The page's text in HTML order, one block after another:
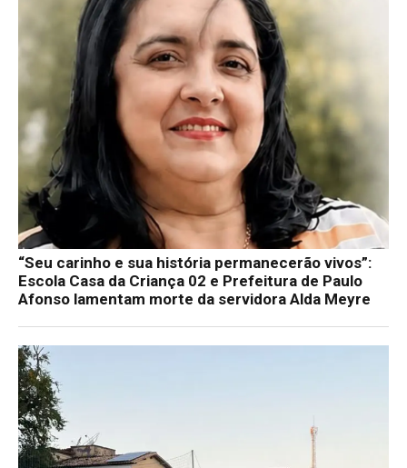
“Seu carinho e sua história permanecerão vivos”:
Escola Casa da Criança 02 e Prefeitura de Paulo
Afonso lamentam morte da servidora Alda Meyre